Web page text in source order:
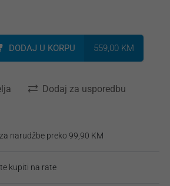
DODAJ U KORPU 559,00 KM
Dodaj za usporedbu
narudžbe preko 99,90 KM
kupiti na rate